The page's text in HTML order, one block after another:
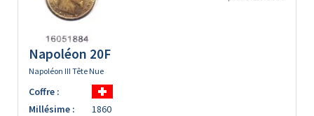
Napoléon 20F
Napoléon III Tête Nue
Coffre :
Millésime :
1860